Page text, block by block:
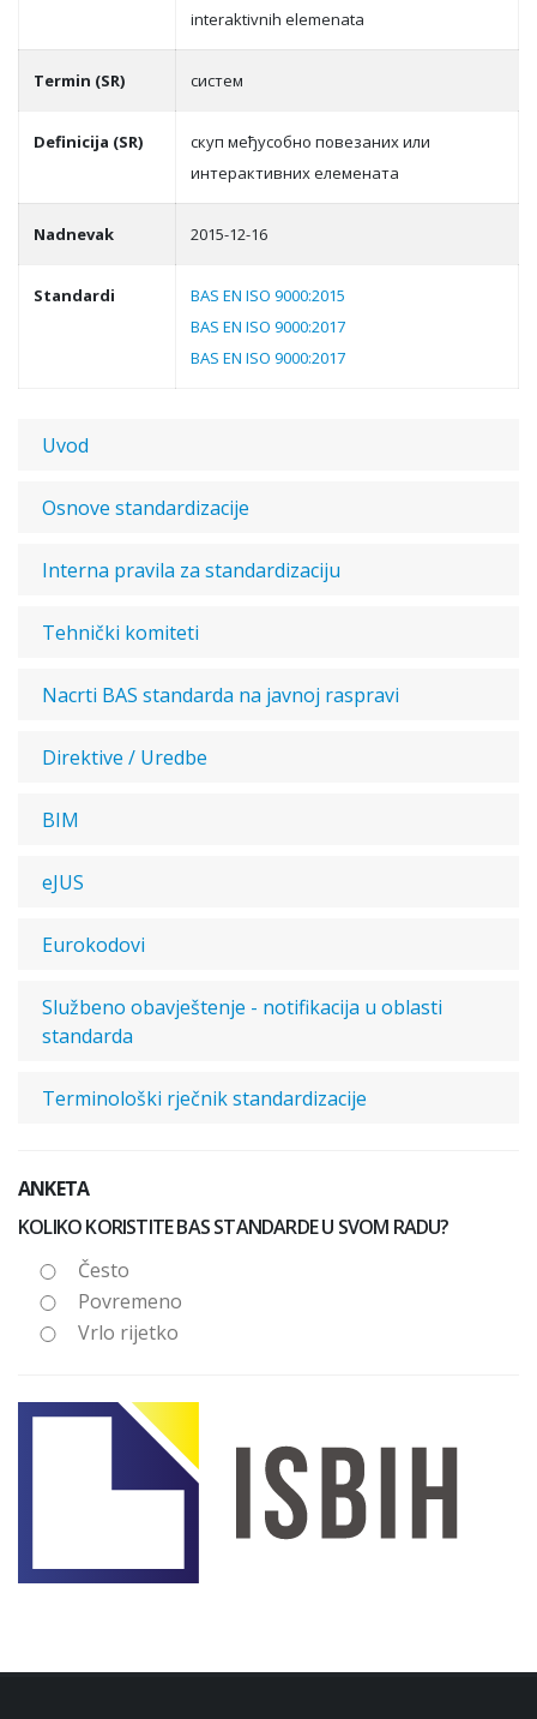
interaktivnih elemenata
Termin (SR) систeм
Definicija (SR)
скуп мeђусoбнo пoвeзaних или
интeрaктивних eлeмeнaтa
Nadnevak 2015-12-16
Standardi
BAS EN ISO 9000:2015
BAS EN ISO 9000:2017
BAS EN ISO 9000:2017
Uvod
Osnove standardizacije
Interna pravila za standardizaciju
Tehnički komiteti
Nacrti BAS standarda na javnoj raspravi
Direktive / Uredbe
BIM
eJUS
Eurokodovi
Službeno obavještenje - notifikacija u oblasti
standarda
Terminološki rječnik standardizacije
ANKETA
KOLIKO KORISTITE BAS STANDARDE U SVOM RADU?
Često
Povremeno
Vrlo rijetko